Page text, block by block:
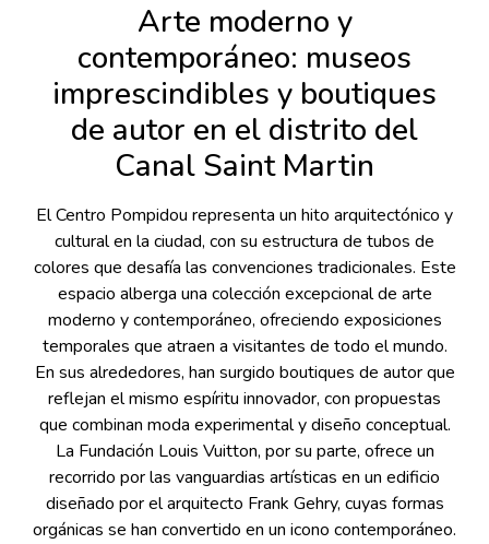
Arte moderno y
contemporáneo: museos
imprescindibles y boutiques
de autor en el distrito del
Canal Saint Martin
El Centro Pompidou representa un hito arquitectónico y
cultural en la ciudad, con su estructura de tubos de
colores que desafía las convenciones tradicionales. Este
espacio alberga una colección excepcional de arte
moderno y contemporáneo, ofreciendo exposiciones
temporales que atraen a visitantes de todo el mundo.
En sus alrededores, han surgido boutiques de autor que
reflejan el mismo espíritu innovador, con propuestas
que combinan moda experimental y diseño conceptual.
La Fundación Louis Vuitton, por su parte, ofrece un
recorrido por las vanguardias artísticas en un edificio
diseñado por el arquitecto Frank Gehry, cuyas formas
orgánicas se han convertido en un icono contemporáneo.